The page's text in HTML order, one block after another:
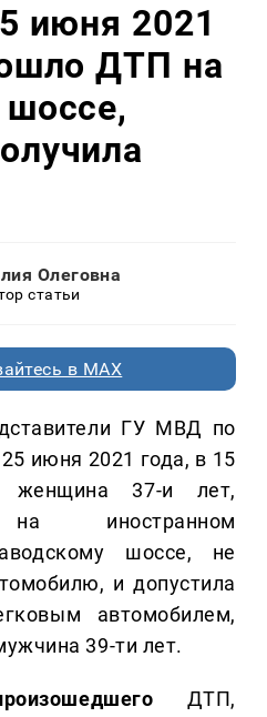
июня 2021
ДТП на
Олеговна
статьи
в MAX
ГУ МВД по
июня 2021 года, в 15
женщина 37-и лет,
на иностранном
шоссе, не
и допустила
автомобилем,
39-ти лет.
ДТП,